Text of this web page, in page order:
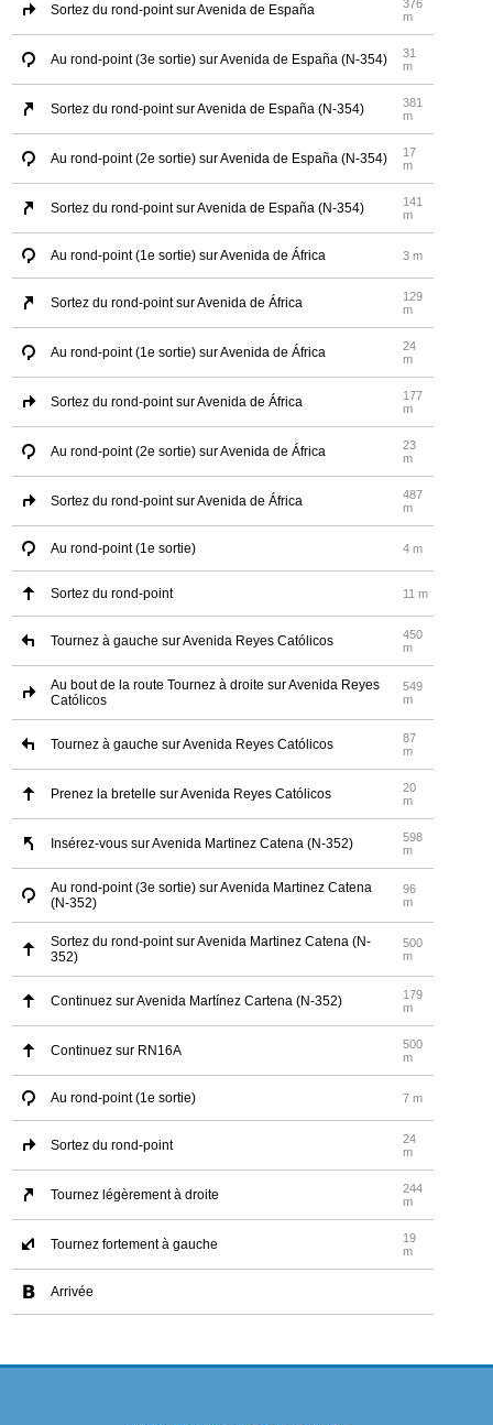
Sortez du rond-point sur Avenida de España
376
m
Au rond-point (3e sortie) sur Avenida de España (N-354)
31
m
Sortez du rond-point sur Avenida de España (N-354)
381
m
Au rond-point (2e sortie) sur Avenida de España (N-354)
17
m
Sortez du rond-point sur Avenida de España (N-354)
141
m
Au rond-point (1e sortie) sur Avenida de África 3 m
Sortez du rond-point sur Avenida de África
129
m
Au rond-point (1e sortie) sur Avenida de África
24
m
Sortez du rond-point sur Avenida de África
177
m
Au rond-point (2e sortie) sur Avenida de África
23
m
Sortez du rond-point sur Avenida de África
487
m
Au rond-point (1e sortie) 4 m
Sortez du rond-point 11 m
Tournez à gauche sur Avenida Reyes Católicos
450
m
Au bout de la route Tournez à droite sur Avenida Reyes
Católicos
549
m
Tournez à gauche sur Avenida Reyes Católicos
87
m
Prenez la bretelle sur Avenida Reyes Católicos
20
m
Insérez-vous sur Avenida Martinez Catena (N-352)
598
m
Au rond-point (3e sortie) sur Avenida Martinez Catena
(N-352)
96
m
Sortez du rond-point sur Avenida Martinez Catena (N-
352)
500
m
Continuez sur Avenida Martínez Cartena (N-352)
179
m
Continuez sur RN16A
500
m
Au rond-point (1e sortie) 7 m
Sortez du rond-point
24
m
Tournez légèrement à droite
244
m
Tournez fortement à gauche
19
m
Arrivée